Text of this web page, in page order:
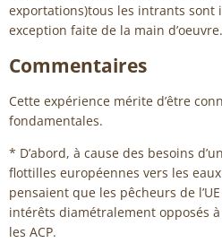
exportations)tous les intrants sont
exception faite de la main d’oeuvre.
Commentaires
Cette expérience mérite d’être
fondamentales.
* D’abord, à cause des besoins
flottilles européennes vers les
pensaient que les pêcheurs de
intérêts diamétralement opposés
les ACP.